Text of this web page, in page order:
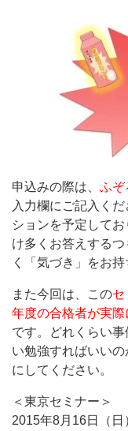
申込みの際は、 ふぞ
入力欄にご記入く
ションを予定して
け多くお答えする
く「気づき」をお
また今回は、このセ
年度の合格者が実際
です。どれくらい
い勉強すればいい
にしてください。
＜東京セミナー＞
2015年8月16日（日